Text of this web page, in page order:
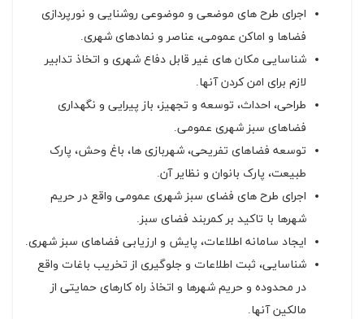
اجرای طرح های موضعی و موضوعی روشنایی و نورپردازی
فضاها و اماکن عمومی، عناصر و نمادهای شهری.
شناسایی مکان های غیر قابل دفاع شهری و اتخاذ تدابیر
لازم برای امن کردن آنها.
طراحی، احداث، توسعه و تجهیز، باز پیرایی و نگهداری
فضاهای سبز شهری عمومی.
توسعه فضاهای تفریحی، شهربازی ها، باغ وحش، پارک
طبیعت، پارک بانوان و نظایر آن.
اجرای طرح های فضای سبز شهری عمومی واقع در حریم
شهرها با تاکید بر کمربند فضای سبز.
ایجاد سامانه اطلاعات، پایش و ارزیابی فضاهای سبز شهری.
شناسایی، ثبت اطلاعات و جلوگیری از تخریب باغات واقع
در محدوده و حریم شهرها و اتخاذ راه کارهای حمایتی از
مالکین آنها.